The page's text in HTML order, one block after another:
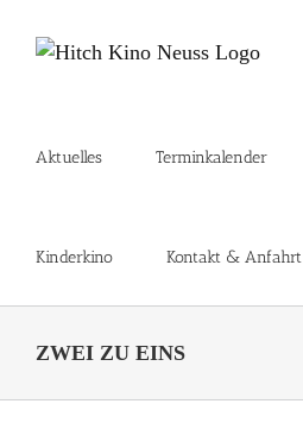
Inhalt
Aktuelles Terminkalender
Kinderkino Kontakt & Anfahrt
ZWEI ZU EINS